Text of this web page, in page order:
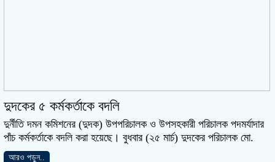
দুদকের ৫ কর্মকর্তাকে বদলি
দুর্নীতি দমন কমিশনের (দুদক) উপপরিচালক ও উপসহকারী পরিচালক পদমর্যাদার
পাঁচ কর্মকর্তাকে বদলি করা হয়েছে। বুধবার (২৫ মার্চ) দুদকের পরিচালক মো.
আরও পড়ুন..